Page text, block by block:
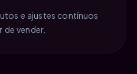
e ajustes contínuos
de vender.